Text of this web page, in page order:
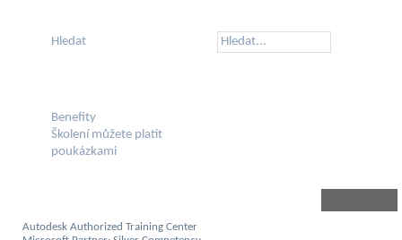
Hledat
Benefity
Školení můžete platit
poukázkami
Autodesk Authorized Training Center